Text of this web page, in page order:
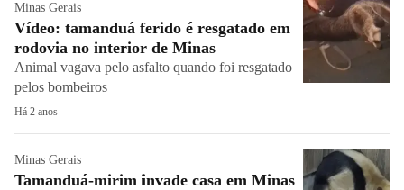
Minas Gerais
Vídeo: tamanduá ferido é resgatado em
rodovia no interior de Minas
Animal vagava pelo asfalto quando foi resgatado
pelos bombeiros
Há 2 anos
Minas Gerais
Tamanduá-mirim invade casa em Minas